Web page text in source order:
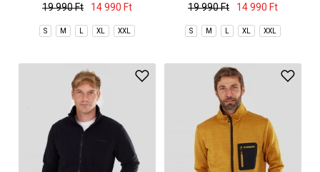
19 990 Ft
14 990 Ft
S M L XL XXL
19 990 Ft
14 990 Ft
S M L XL XXL